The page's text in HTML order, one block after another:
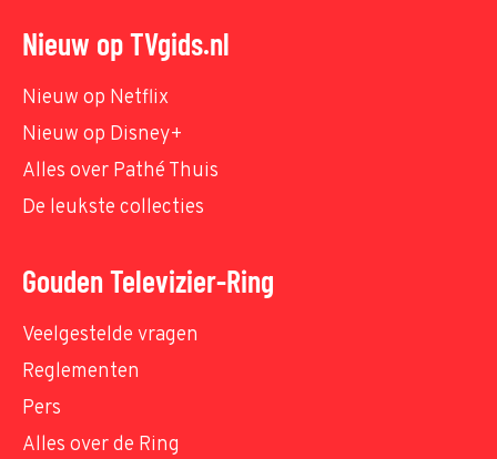
Nieuw op TVgids.nl
Nieuw op Netflix
Nieuw op Disney+
Alles over Pathé Thuis
De leukste collecties
Gouden Televizier-Ring
Veelgestelde vragen
Reglementen
Pers
Alles over de Ring